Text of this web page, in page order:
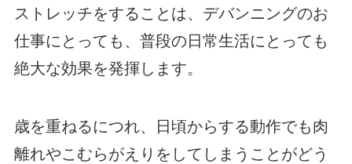
ストレッチをすることは、デバンニングのお
仕事にとっても、普段の日常生活にとっても
絶大な効果を発揮します。
歳を重ねるにつれ、日頃からする動作でも肉
離れやこむらがえりをしてしまうことがどう